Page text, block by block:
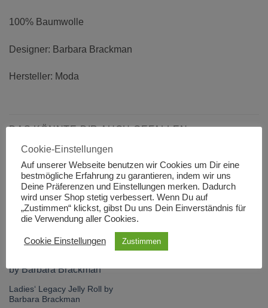
100% Baumwolle
Designer: Barbara Brackman
Hersteller: Moda
DAS KÖNNTE DIR AUCH GEFALLEN …
Ebony Suite Best of Morris
20,00 €
Best Of Morris Indigo Dark
Blue
Ladies‘ Legacy Jelly Roll by
Barbara Brackman
Cookie-Einstellungen
Auf unserer Webseite benutzen wir Cookies um Dir eine
bestmögliche Erfahrung zu garantieren, indem wir uns
Deine Präferenzen und Einstellungen merken. Dadurch
wird unser Shop stetig verbessert. Wenn Du auf
„Zustimmen“ klickst, gibst Du uns Dein Einverständnis für
die Verwendung aller Cookies.
Cookie Einstellungen Zustimmen